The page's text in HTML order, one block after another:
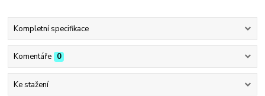
Kompletní specifikace
Komentáře 0
Ke stažení